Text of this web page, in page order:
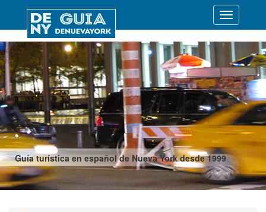
Guía turística en español de Nueva York desde 1999
Desplegar